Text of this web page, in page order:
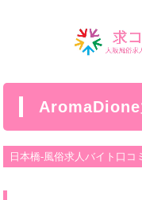
AromaDione
日本橋-風俗求人バイト口コ